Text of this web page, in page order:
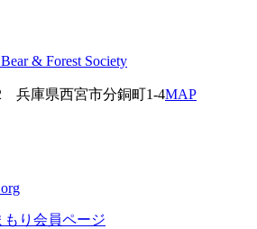
兵庫県西宮市分銅町1-4MAP
もり会員ページ